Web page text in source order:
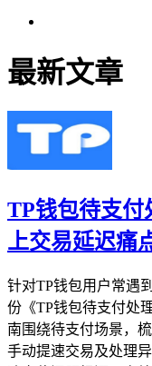
最新文章
TP钱包待支付
上交易延迟痛
针对TP钱包用户常遇
份《TP钱包待支付处
南围绕待支付场景，
手动提速交易及处理